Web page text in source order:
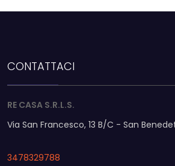
CONTATTACI
RE CASA S.R.L.S.
Via San Francesco, 13 B/C - San
3478329788